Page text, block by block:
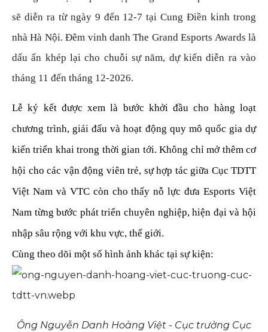
sẽ diễn ra từ ngày 9 đến 12-7 tại Cung Điền kinh trong
nhà Hà Nội. Đêm vinh danh The Grand Esports Awards là
dấu ấn khép lại cho chuỗi sự năm, dự kiến diễn ra vào
tháng 11 đến tháng 12-2026.
Lễ ký kết được xem là bước khởi đầu cho hàng loạt
chương trình, giải đấu và hoạt động quy mô quốc gia dự
kiến triển khai trong thời gian tới. Không chỉ mở thêm cơ
hội cho các vận động viên trẻ, sự hợp tác giữa Cục TDTT
Việt Nam và VTC còn cho thấy nỗ lực đưa Esports Việt
Nam từng bước phát triển chuyên nghiệp, hiện đại và hội
nhập sâu rộng với khu vực, thế giới.
Cùng theo dõi một số hình ảnh khác tại sự kiện:
Ông Nguyễn Danh Hoàng Việt - Cục trưởng Cục